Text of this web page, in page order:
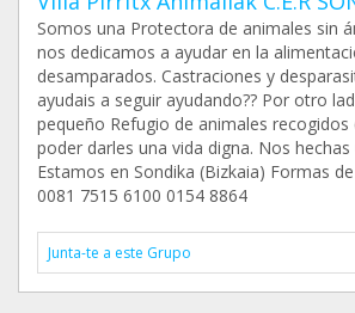
Somos una Protectora de animales sin
nos dedicamos a ayudar en la
desamparados. Castraciones y
ayudais a seguir ayudando?? Por otro
pequeño Refugio de animales
poder darles una vida digna. Nos hechas
Estamos en Sondika (Bizkaia) Formas
0081 7515 6100 0154 8864
Junta-te a este Grupo